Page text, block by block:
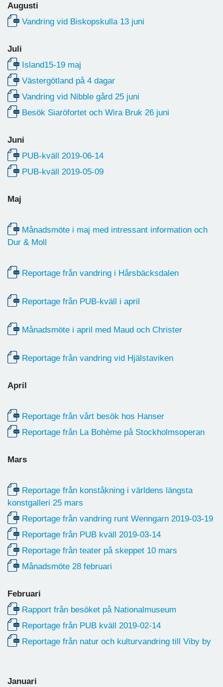
Augusti
Vandring vid Biskopskulla 13 juni
Juli
Island15-19 maj
Västergötland på 4 dagar
Vandring vid Nibble gård 25 juni
Besök Siaröfortet och Wira Bruk 26 juni
Juni
PUB-kväll 2019-06-14
PUB-kväll 2019-05-09
Maj
Månadsmöte i maj med intressant information och
Dur & Moll
Reportage från vandring i Hårsbäcksdalen
Reportage från PUB-kväll i april
Månadsmöte i april med Maud och Christer
Reportage från vandring vid Hjälstaviken
April
Reportage från vårt besök hos Hanser
Reportage från La Bohème på Stockholmsoperan
Mars
Reportage från konståkning i världens längsta
konstgalleri 25 mars
Reportage från vandring runt Wenngarn 2019-03-19
Reportage från PUB kväll 2019-03-14
Reportage från teater på skeppet 10 mars
Månadsmöte 28 februari
Februari
Rapport från besöket på Nationalmuseum
Reportage från PUB kväll 2019-02-14
Reportage från natur och kulturvandring till Viby by
Januari